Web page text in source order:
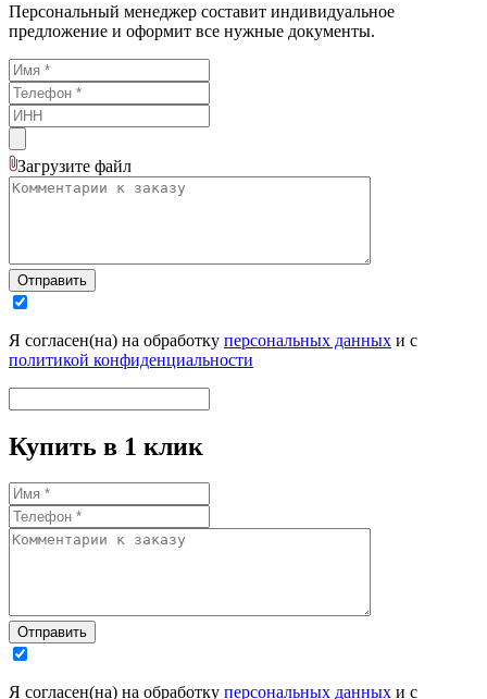
Персональный менеджер составит индивидуальное
предложение и оформит все нужные документы.
Загрузите файл
Отправить
Я согласен(на) на обработку персональных данных и с
политикой конфиденциальности
Купить в 1 клик
Отправить
Я согласен(на) на обработку персональных данных и с